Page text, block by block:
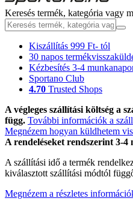
Keresés termék, kategória vagy
Kiszállítás 999 Ft- tól
30 napos
Kézbesítés 3-4
Sportano Club
4.70 Trusted Shops
A végleges szállítási költség a
függ. További információk a
Megnézem hogyan küldhetem
A rendeléseket rendszerint 3-
A szállítási idő a termék
kiválasztott szállítási módtól
Megnézem a részletes